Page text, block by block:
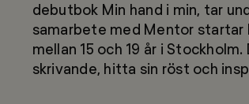
debutbok Min hand i min, tar
samarbete med Mentor
mellan 15 och 19 år i
skrivande, hitta sin röst och